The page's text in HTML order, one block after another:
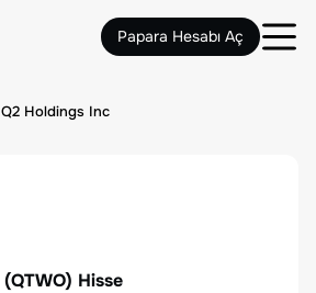
Papara Hesabı Aç
Q2 Holdings Inc
(QTWO) Hisse